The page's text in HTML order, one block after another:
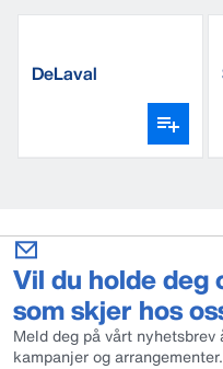
DeLaval
Vil du holde deg
som skjer hos
Meld deg på vårt
kampanjer og arrangementer.